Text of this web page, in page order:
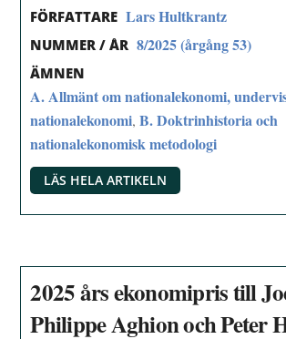
FÖRFATTARE Lars Hultkrantz
NUMMER / ÅR 8/2025 (årgång 53)
ÄMNEN
A. Allmänt om nationalekonomi,
nationalekonomi,B. Doktrinhistoria och
nationalekonomisk metodologi
LÄS HELA ARTIKELN
2025 års ekonomipris till
Philippe Aghion och Peter